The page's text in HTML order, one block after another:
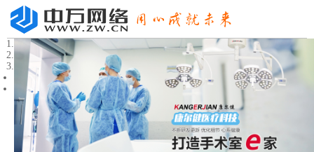
2
Previous
Next